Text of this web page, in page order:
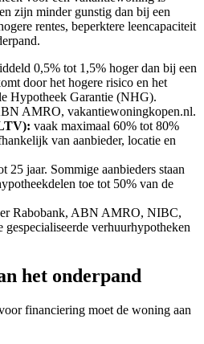
zijn minder gunstig dan bij een
rentes, beperktere leencapaciteit
0,5% tot 1,5% hoger dan bij een
door het hogere risico en het
Hypotheek Garantie (NHG).
AMRO, vakantiewoningkopen.nl.
vaak maximaal 60% tot 80%
van aanbieder, locatie en
25 jaar. Sommige aanbieders staan
toe tot 50% van de
Rabobank, ABN AMRO, NIBC,
verhuurhypotheken
het onderpand
financiering moet de woning aan